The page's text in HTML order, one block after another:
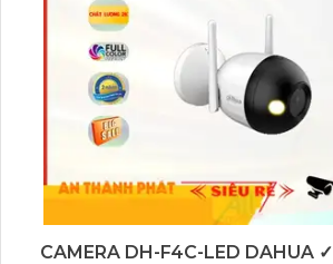
CAMERA DH-F4C-LED DAHUA ✓